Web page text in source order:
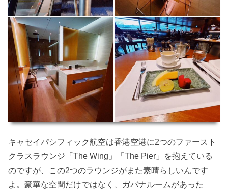
キャセイパシフィック航空は香港空港に2つのファースト
クラスラウンジ「The Wing」「The Pier」を抱えている
のですが、この2つのラウンジがまた素晴らしいんです
よ。豪華な空間だけではなく、ガバナルームがあった